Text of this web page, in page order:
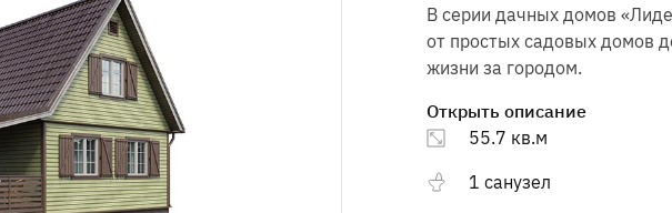
В серии дачных домов
от простых садовых домов
жизни за городом.
Открыть описание
55.7 кв.м
1 санузел